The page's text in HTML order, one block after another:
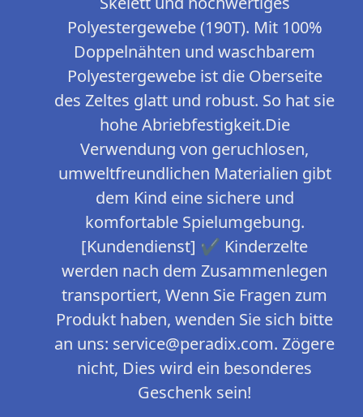
Polyestergewebe (190T). Mit 100%
Doppelnähten und waschbarem
Polyestergewebe ist die Oberseite
des Zeltes glatt und robust. So hat sie
hohe Abriebfestigkeit.Die
Verwendung von geruchlosen,
umweltfreundlichen Materialien gibt
dem Kind eine sichere und
komfortable Spielumgebung.
[Kundendienst] ✔ Kinderzelte
werden nach dem Zusammenlegen
transportiert, Wenn Sie Fragen zum
Produkt haben, wenden Sie sich bitte
an uns: service@peradix.com. Zögere
nicht, Dies wird ein besonderes
Geschenk sein!